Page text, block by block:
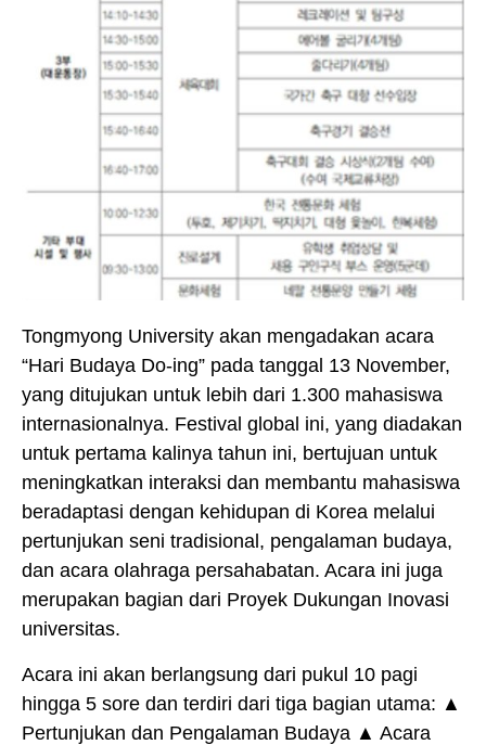
Tongmyong University akan mengadakan acara
“Hari Budaya Do-ing” pada tanggal 13 November,
yang ditujukan untuk lebih dari 1.300 mahasiswa
internasionalnya. Festival global ini, yang diadakan
untuk pertama kalinya tahun ini, bertujuan untuk
meningkatkan interaksi dan membantu mahasiswa
beradaptasi dengan kehidupan di Korea melalui
pertunjukan seni tradisional, pengalaman budaya,
dan acara olahraga persahabatan. Acara ini juga
merupakan bagian dari Proyek Dukungan Inovasi
universitas.
Acara ini akan berlangsung dari pukul 10 pagi
hingga 5 sore dan terdiri dari tiga bagian utama: ▲
Pertunjukan dan Pengalaman Budaya ▲ Acara